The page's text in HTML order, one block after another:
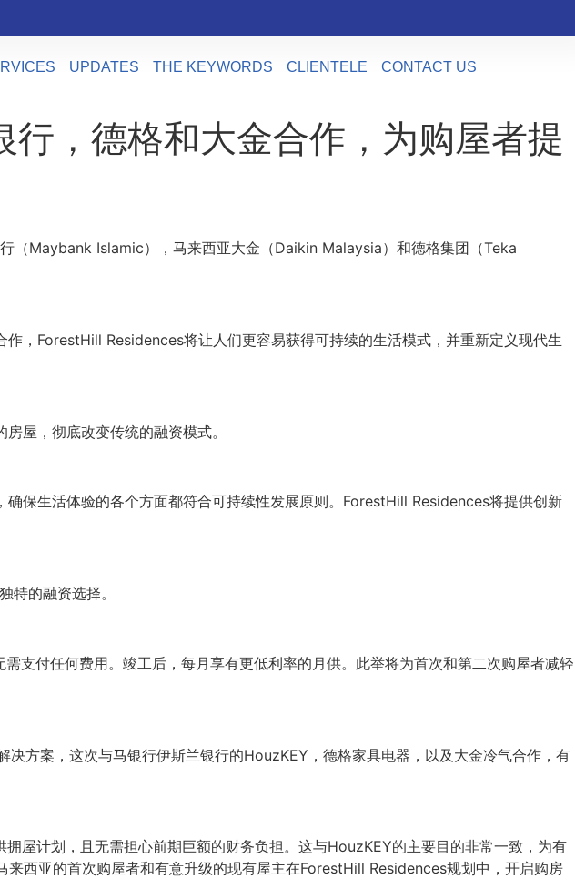
UPDATES THE KEYWORDS CLIENTELE CONTACT US
，德格和大金合作，为购屋者提
（Maybank Islamic），马来西亚大金（Daikin Malaysia）和德格集团（Teka
，ForestHill Residences将让人们更容易获得可持续的生活模式，并重新定义现代生
屋，彻底改变传统的融资模式。
保生活体验的各个方面都符合可持续性发展原则。ForestHill Residences将提供创新
特的融资选择。
支付任何费用。竣工后，每月享有更低利率的月供。此举将为首次和第二次购屋者减轻
方案，这次与马银行伊斯兰银行的HouzKEY，德格家具电器，以及大金冷气合作，有
屋计划，且无需担心前期巨额的财务负担。这与HouzKEY的主要目的非常一致，为有
西亚的首次购屋者和有意升级的现有屋主在ForestHill Residences规划中，开启购房